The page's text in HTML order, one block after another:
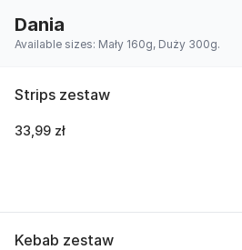
Dania
Available sizes: Mały 160g, Duży 300g.
Strips zestaw
33,99 zł
Kebab zestaw